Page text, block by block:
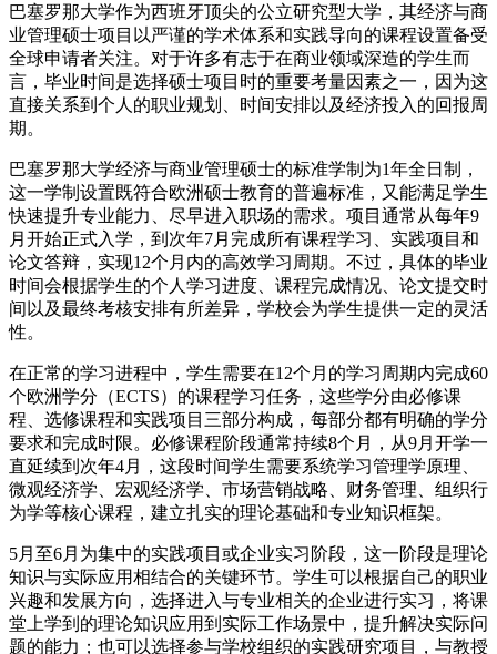
巴塞罗那大学作为西班牙顶尖的公立研究型大学，其经济与商
业管理硕士项目以严谨的学术体系和实践导向的课程设置备受
全球申请者关注。对于许多有志于在商业领域深造的学生而
言，毕业时间是选择硕士项目时的重要考量因素之一，因为这
直接关系到个人的职业规划、时间安排以及经济投入的回报周
期。
巴塞罗那大学经济与商业管理硕士的标准学制为1年全日制，
这一学制设置既符合欧洲硕士教育的普遍标准，又能满足学生
快速提升专业能力、尽早进入职场的需求。项目通常从每年9
月开始正式入学，到次年7月完成所有课程学习、实践项目和
论文答辩，实现12个月内的高效学习周期。不过，具体的毕业
时间会根据学生的个人学习进度、课程完成情况、论文提交时
间以及最终考核安排有所差异，学校会为学生提供一定的灵活
性。
在正常的学习进程中，学生需要在12个月的学习周期内完成60
个欧洲学分（ECTS）的课程学习任务，这些学分由必修课
程、选修课程和实践项目三部分构成，每部分都有明确的学分
要求和完成时限。必修课程阶段通常持续8个月，从9月开学一
直延续到次年4月，这段时间学生需要系统学习管理学原理、
微观经济学、宏观经济学、市场营销战略、财务管理、组织行
为学等核心课程，建立扎实的理论基础和专业知识框架。
5月至6月为集中的实践项目或企业实习阶段，这一阶段是理论
知识与实际应用相结合的关键环节。学生可以根据自己的职业
兴趣和发展方向，选择进入与专业相关的企业进行实习，将课
堂上学到的理论知识应用到实际工作场景中，提升解决实际问
题的能力；也可以选择参与学校组织的实践研究项目，与教授